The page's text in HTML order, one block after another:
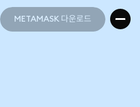
METAMASK 다운로드